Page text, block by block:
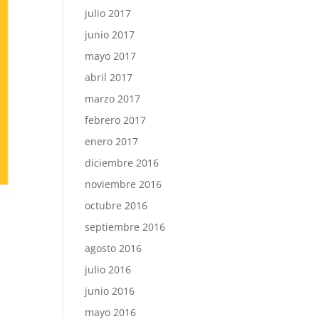
julio 2017
junio 2017
mayo 2017
abril 2017
marzo 2017
febrero 2017
enero 2017
diciembre 2016
noviembre 2016
octubre 2016
septiembre 2016
agosto 2016
julio 2016
junio 2016
mayo 2016